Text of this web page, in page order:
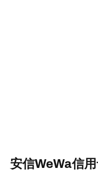
安信WeWa信